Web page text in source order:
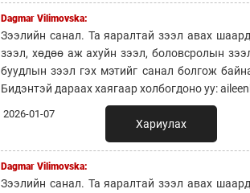
Dagmar Vilimovska:
Зээлийн санал. Та яаралтай зээл авах
зээл, хөдөө аж ахуйн зээл, боловсролын
буудлын зээл гэх мэтийг санал болгож
Бидэнтэй дараах хаягаар холбогдоно уу:
2026-01-07
Хариулах
Dagmar Vilimovska:
Зээлийн санал. Та яаралтай зээл авах